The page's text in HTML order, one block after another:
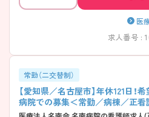
――――――――――――――― ■ ライフ
勤務体制 ――――――――――――――― 「
・一カ月単位の変形労働時間制を採用
トを敷いています → 生活リズムを考え
ト ――――――――――――――― 段階的
大切にしています。 ・プリセプター制度
属前後の研修、定期的な時間内研修を
タート → 経験に合わせて、無理なくス
医
求人番号 :
常勤（二交替制）
【愛知県／名古屋市】年休121日！
病院での募集＜常勤／病棟／正看